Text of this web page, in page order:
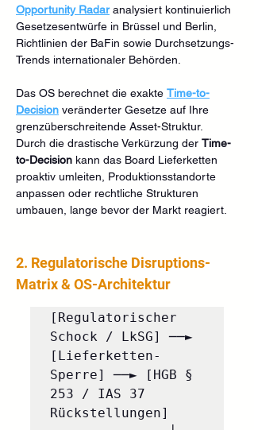
Opportunity Radar analysiert kontinuierlich
Gesetzesentwürfe in Brüssel und Berlin,
Richtlinien der BaFin sowie Durchsetzungs-
Trends internationaler Behörden.
Das OS berechnet die exakte Time-to-
Decision veränderter Gesetze auf Ihre
grenzüberschreitende Asset-Struktur.
Durch die drastische Verkürzung der Time-
to-Decision kann das Board Lieferketten
proaktiv umleiten, Produktionsstandorte
anpassen oder rechtliche Strukturen
umbauen, lange bevor der Markt reagiert.
2. Regulatorische Disruptions-
Matrix & OS-Architektur
[Regulatorischer
Schock / LkSG] ──►
[Lieferketten-
Sperre] ──► [HGB §
253 / IAS 37
Rückstellungen]